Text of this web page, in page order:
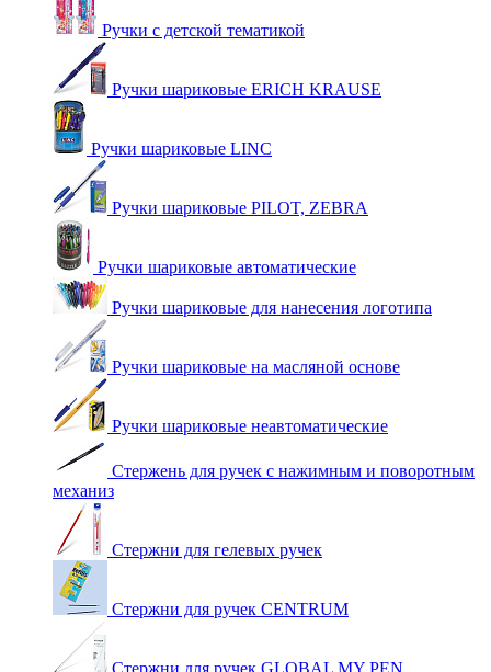
Ручки с детской тематикой
Ручки шариковые ERICH KRAUSE
Ручки шариковые LINC
Ручки шариковые PILOT, ZEBRA
Ручки шариковые автоматические
Ручки шариковые для нанесения логотипа
Ручки шариковые на масляной основе
Ручки шариковые неавтоматические
Стержень для ручек с нажимным и поворотным
механиз
Стержни для гелевых ручек
Стержни для ручек CENTRUM
Стержни для ручек GLOBAL MY PEN